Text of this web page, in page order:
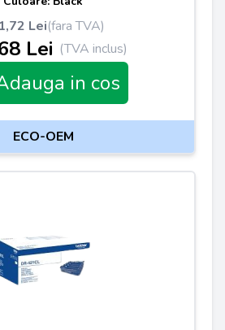
Lei(fara TVA)
Lei (TVA inclus)
in cos
ECO-OEM